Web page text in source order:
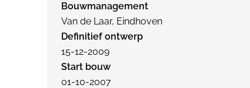
Bouwmanagement
Van de Laar, Eindhoven
Definitief ontwerp
15-12-2009
Start bouw
01-10-2007